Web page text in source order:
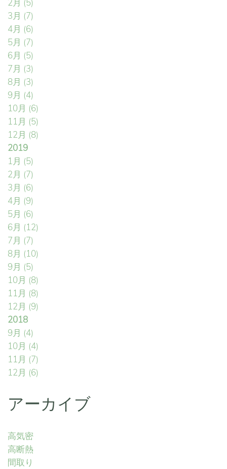
2月 (5)
3月 (7)
4月 (6)
5月 (7)
6月 (5)
7月 (3)
8月 (3)
9月 (4)
10月 (6)
11月 (5)
12月 (8)
2019
1月 (5)
2月 (7)
3月 (6)
4月 (9)
5月 (6)
6月 (12)
7月 (7)
8月 (10)
9月 (5)
10月 (8)
11月 (8)
12月 (9)
2018
9月 (4)
10月 (4)
11月 (7)
12月 (6)
アーカイブ
高気密
高断熱
間取り